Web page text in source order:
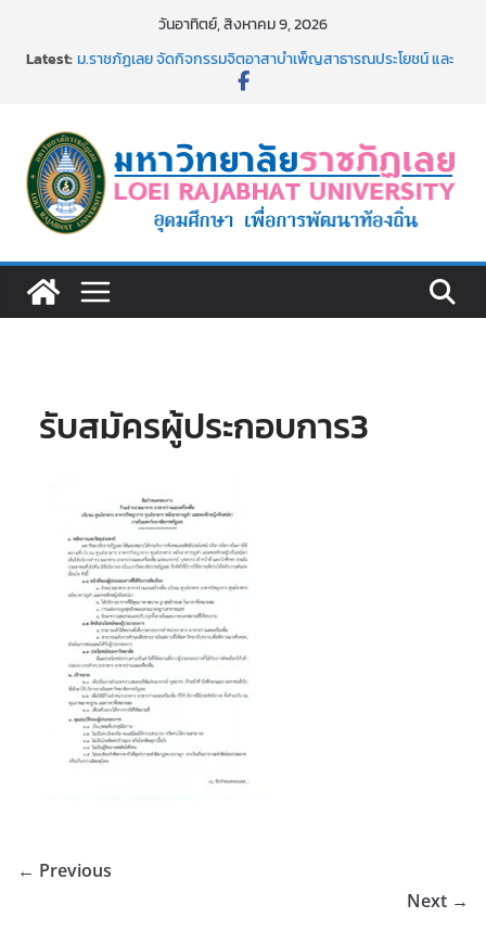
วันอาทิตย์, สิงหาคม 9, 2026
Latest:ม.ราชภัฏเลย จัดกิจกรรมจิตอาสาบำเพ็ญสาธารณประโยชน์ และ
เงินรายได้
ม.ราชภัฏเลย จัดมหกรรมวิชาการ เปิดบ้าน LRU ครั้งที่ 4 เปิดให้
นักเรียนมัธยมปลายค้นหาสาขาวิชาในฝัน สู่อนาคตที่ใช่
อธิการบดี มรภ.เลย ร่วมประชุมชี้แจงกับคณะอนุกรรมาธิการ
ประจำปีงบประมาณ พ.ศ. 2570
๑,๙๗๒ ชุด โดยวิธีเฉพาะเจาะจง
รับสมัครผู้ประกอบการ3
← Previous
Next →